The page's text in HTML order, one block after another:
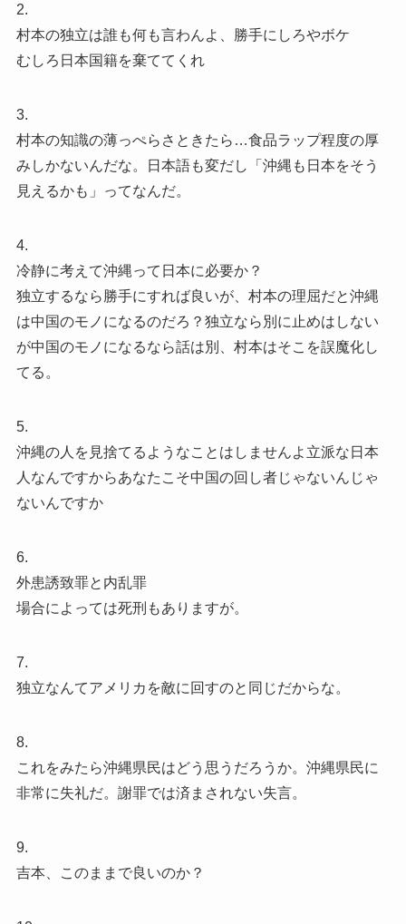
2.
村本の独立は誰も何も言わんよ、勝手にしろやボケ
むしろ日本国籍を棄ててくれ
3.
村本の知識の薄っぺらさときたら…食品ラップ程度の厚
みしかないんだな。日本語も変だし「沖縄も日本をそう
見えるかも」ってなんだ。
4.
冷静に考えて沖縄って日本に必要か？
独立するなら勝手にすれば良いが、村本の理屈だと沖縄
は中国のモノになるのだろ？独立なら別に止めはしない
が中国のモノになるなら話は別、村本はそこを誤魔化し
てる。
5.
沖縄の人を見捨てるようなことはしませんよ立派な日本
人なんですからあなたこそ中国の回し者じゃないんじゃ
ないんですか
6.
外患誘致罪と内乱罪
場合によっては死刑もありますが。
7.
独立なんてアメリカを敵に回すのと同じだからな。
8.
これをみたら沖縄県民はどう思うだろうか。沖縄県民に
非常に失礼だ。謝罪では済まされない失言。
9.
吉本、このままで良いのか？